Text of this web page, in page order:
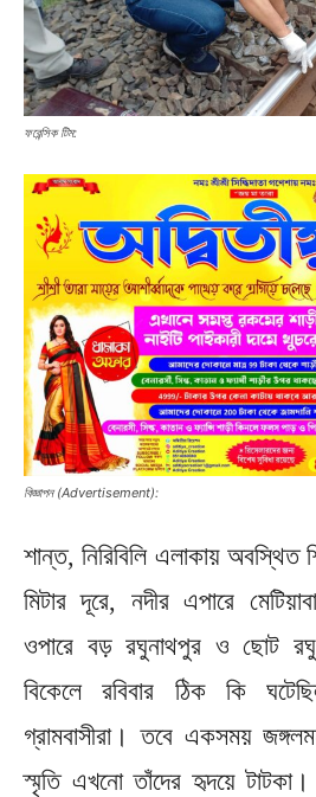
ফরেন্সিক টিম:
বিজ্ঞাপন (Advertisement):
শান্ত, নিরিবিলি এলাকায় অবস্থিত
মিটার দূরে, নদীর এপারে
ওপারে বড় রঘুনাথপুর ও ছোট
বিকেলে রবিবার ঠিক কি
গ্রামবাসীরা। তবে একসময়
স্মৃতি এখনো তাঁদের হৃদয়ে